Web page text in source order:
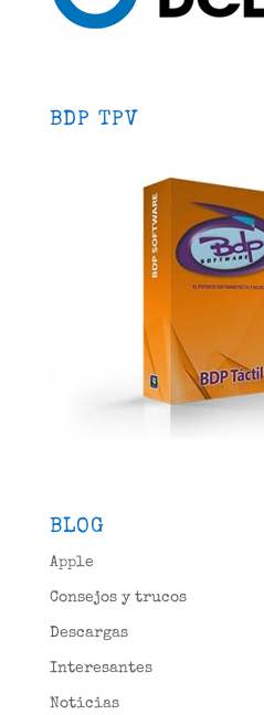
BDP TPV
BLOG
Apple
Consejos y trucos
Descargas
Interesantes
Noticias